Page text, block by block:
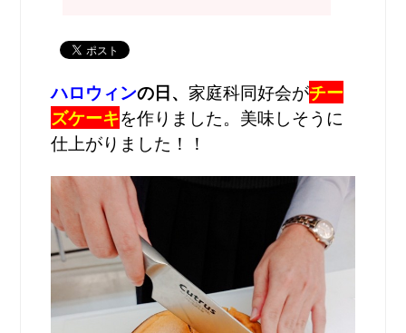
ハロウィンの日、 家庭科同好会がチー
ズケーキを作りました。美味しそうに
仕上がりました！！